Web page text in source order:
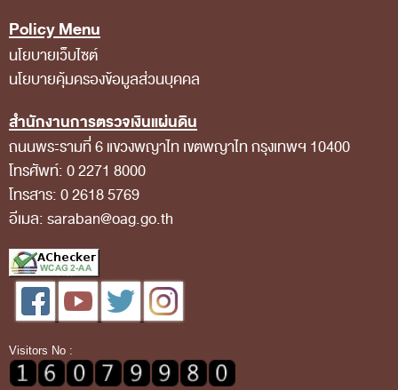
Policy Menu
นโยบายเว็บไซต์
นโยบายคุ้มครองข้อมูลส่วนบุคคล
สำนักงานการตรวจเงินแผ่นดิน
ถนนพระรามที่ 6 แขวงพญาไท เขตพญาไท กรุงเทพฯ 10400
โทรศัพท์: 0 2271 8000
โทรสาร: 0 2618 5769
อีเมล: saraban@oag.go.th
Visitors No :